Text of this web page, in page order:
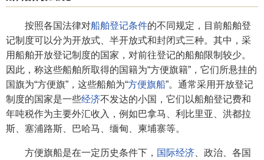
按照各国法律对船舶登记条件的不同规定，目前船舶登
记制度可以分为开放式、半开放式和封闭式三种。其中，采
用船舶开放登记制度的国家，对前往登记的船舶限制较少。
因此，称这些船舶所取得的国籍为“方便旗籍”，它们所悬挂的
国旗为“方便旗”，这些船舶为“方便旗船”。通常采用开放登记
制度的国家是一些经济不发达的小国，它们以船舶登记费和
年吨税作为主要外汇收入，例如巴拿马、利比里亚、洪都拉
斯、塞浦路斯、巴哈马、缅甸、柬埔寨等。
方便旗船是在一定历史条件下， 国际经济 、政治、各国